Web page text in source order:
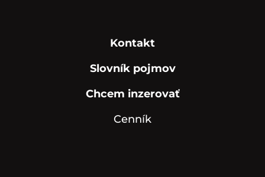
Kontakt
Slovník pojmov
Chcem inzerovať
Cenník